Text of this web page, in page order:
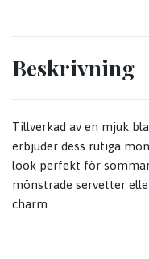
Beskrivning
Tillverkad av en mjuk
erbjuder dess rutiga
look perfekt för
mönstrade servetter
charm.